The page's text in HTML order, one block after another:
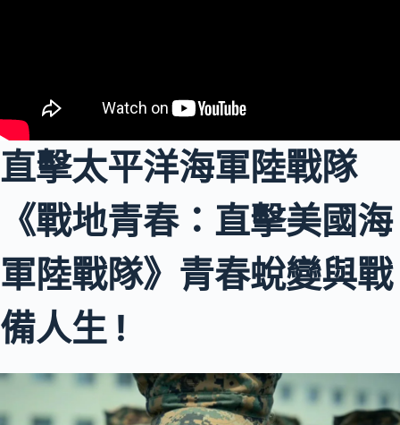
直擊太平洋海軍陸戰隊
《戰地青春：直擊美國海
軍陸戰隊》青春蛻變與戰
備人生 !